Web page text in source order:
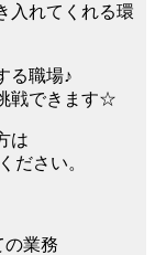
入れてくれる環
る職場♪
戦できます☆
は
ださい。
の業務